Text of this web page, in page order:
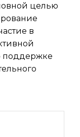
целью
в
поддержке